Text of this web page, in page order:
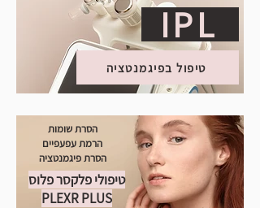
IPL
טיפול בפיגמנטציה
טיפולי פלקסר פלוס
PLEXR PLUS
הסרת שומות
הרמת עפעפיים
הסרת פיגמנטציה